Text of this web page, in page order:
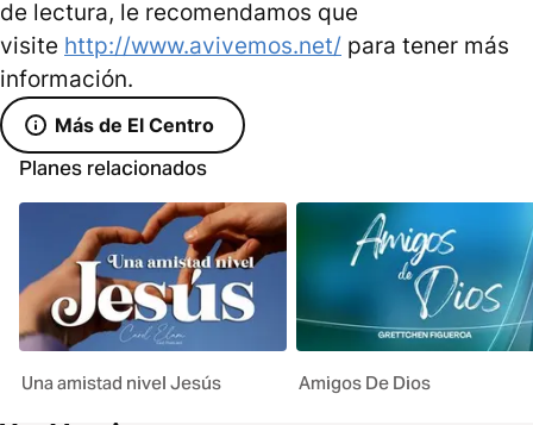
de lectura, le recomendamos que
visite http://www.avivemos.net/ para tener más
información.
Más de El Centro
Planes relacionados
Una amistad nivel Jesús Amigos De Dios